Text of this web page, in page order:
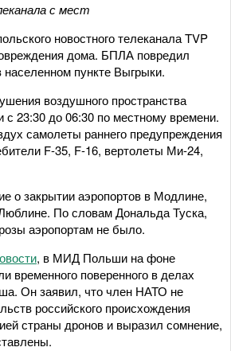
с мест
новостного телеканала TVP
дома. БПЛА повредил
пункте Выгрыки.
воздушного пространства
23:30 до 06:30 по местному времени.
самолеты раннего предупреждения
F-35, F-16, вертолеты Ми-24,
о закрытии аэропортов в Модлине,
По словам Дональда Туска,
аэропортам не было.
, в МИД Польши на фоне
временного поверенного в делах
Он заявил, что член НАТО не
российского происхождения
страны дронов и выразил сомнение,